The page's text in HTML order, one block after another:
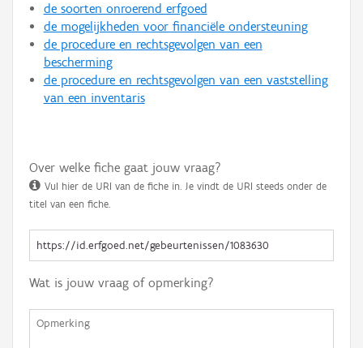
de soorten onroerend erfgoed
de mogelijkheden voor financiële ondersteuning
de procedure en rechtsgevolgen van een
bescherming
de procedure en rechtsgevolgen van een vaststelling
van een inventaris
Over welke fiche gaat jouw vraag?
Vul hier de URI van de fiche in. Je vindt de URI steeds onder de
titel van een fiche.
Wat is jouw vraag of opmerking?